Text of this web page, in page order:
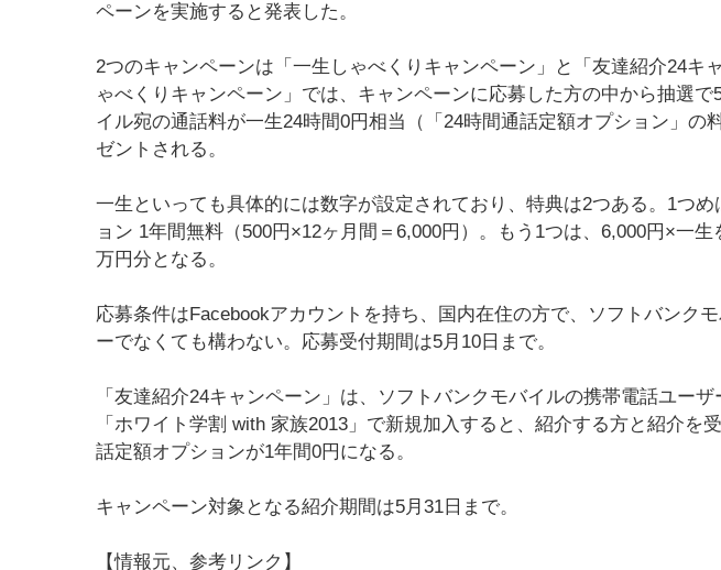
ペーンを実施すると発表した。
2つのキャンペーンは「一生しゃべくりキャンペーン」と「友達紹介24キ
ゃべくりキャンペーン」では、キャンペーンに応募した方の中から抽選
イル宛の通話料が一生24時間0円相当（「24時間通話定額オプション」の
ゼントされる。
一生といっても具体的には数字が設定されており、特典は2つある。1つ
ョン 1年間無料（500円×12ヶ月間＝6,000円）。もう1つは、6,000円×一
万円分となる。
応募条件はFacebookアカウントを持ち、国内在住の方で、ソフトバンク
ーでなくても構わない。応募受付期間は5月10日まで。
「友達紹介24キャンペーン」は、ソフトバンクモバイルの携帯電話ユー
「ホワイト学割 with 家族2013」で新規加入すると、紹介する方と紹介を
話定額オプションが1年間0円になる。
キャンペーン対象となる紹介期間は5月31日まで。
【情報元、参考リンク】